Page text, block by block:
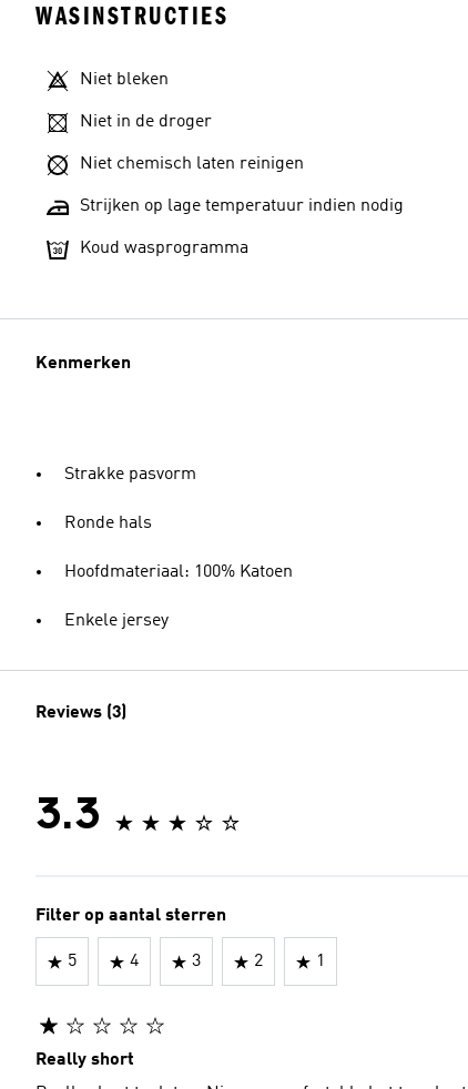
WASINSTRUCTIES
Niet bleken
Niet in de droger
Niet chemisch laten reinigen
Strijken op lage temperatuur indien nodig
Koud wasprogramma
Kenmerken
Strakke pasvorm
Ronde hals
Hoofdmateriaal: 100% Katoen
Enkele jersey
Reviews (3)
3.3
Filter op aantal sterren
5 4 3 2 1
Really short